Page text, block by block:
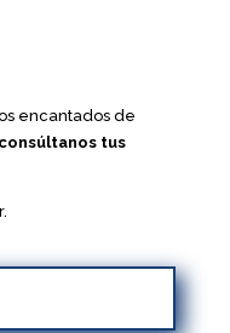
encantados de
consúltanos tus